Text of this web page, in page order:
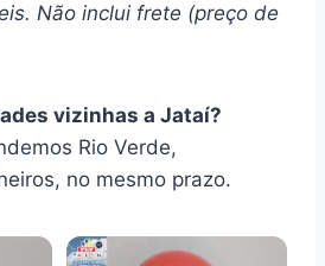
Não inclui frete (preço de
vizinhas a Jataí?
Rio Verde,
no mesmo prazo.